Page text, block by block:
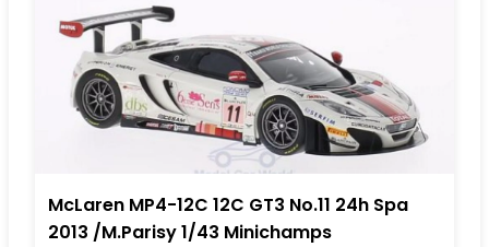
McLaren MP4-12C 12C GT3 No.11 24h Spa
2013 /M.Parisy 1/43 Minichamps